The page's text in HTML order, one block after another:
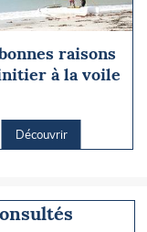
raisons
à la voile
Découvrir